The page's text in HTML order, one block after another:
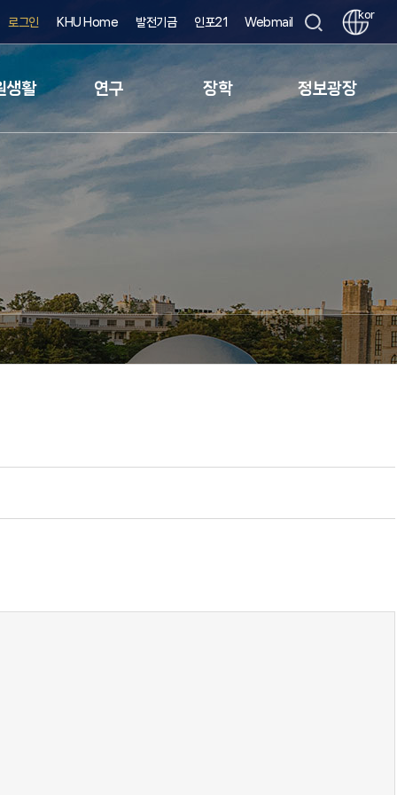
로그인 KHU Home 발전기금 인포21 Webmail
kor
생활 연구 장학 정보광장